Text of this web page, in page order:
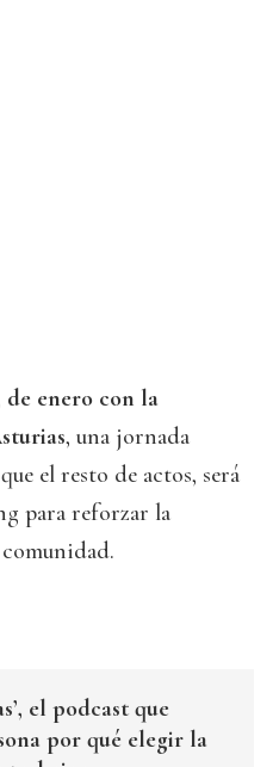
de enero con la
, una jornada
el resto de actos, será
para reforzar la
el podcast que
por qué elegir la